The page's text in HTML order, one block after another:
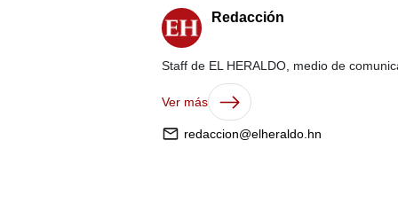
Redacción
Staff de EL HERALDO, medio de
Ver más
redaccion@elheraldo.hn